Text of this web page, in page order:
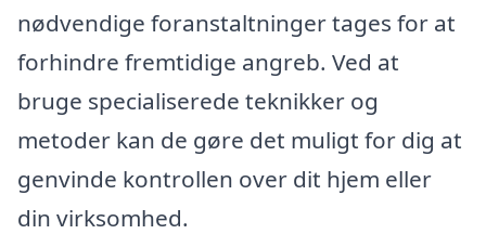
nødvendige foranstaltninger tages for at
forhindre fremtidige angreb. Ved at
bruge specialiserede teknikker og
metoder kan de gøre det muligt for dig at
genvinde kontrollen over dit hjem eller
din virksomhed.